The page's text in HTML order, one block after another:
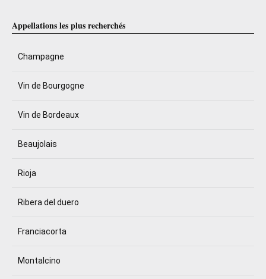
Appellations les plus recherchés
Champagne
Vin de Bourgogne
Vin de Bordeaux
Beaujolais
Rioja
Ribera del duero
Franciacorta
Montalcino